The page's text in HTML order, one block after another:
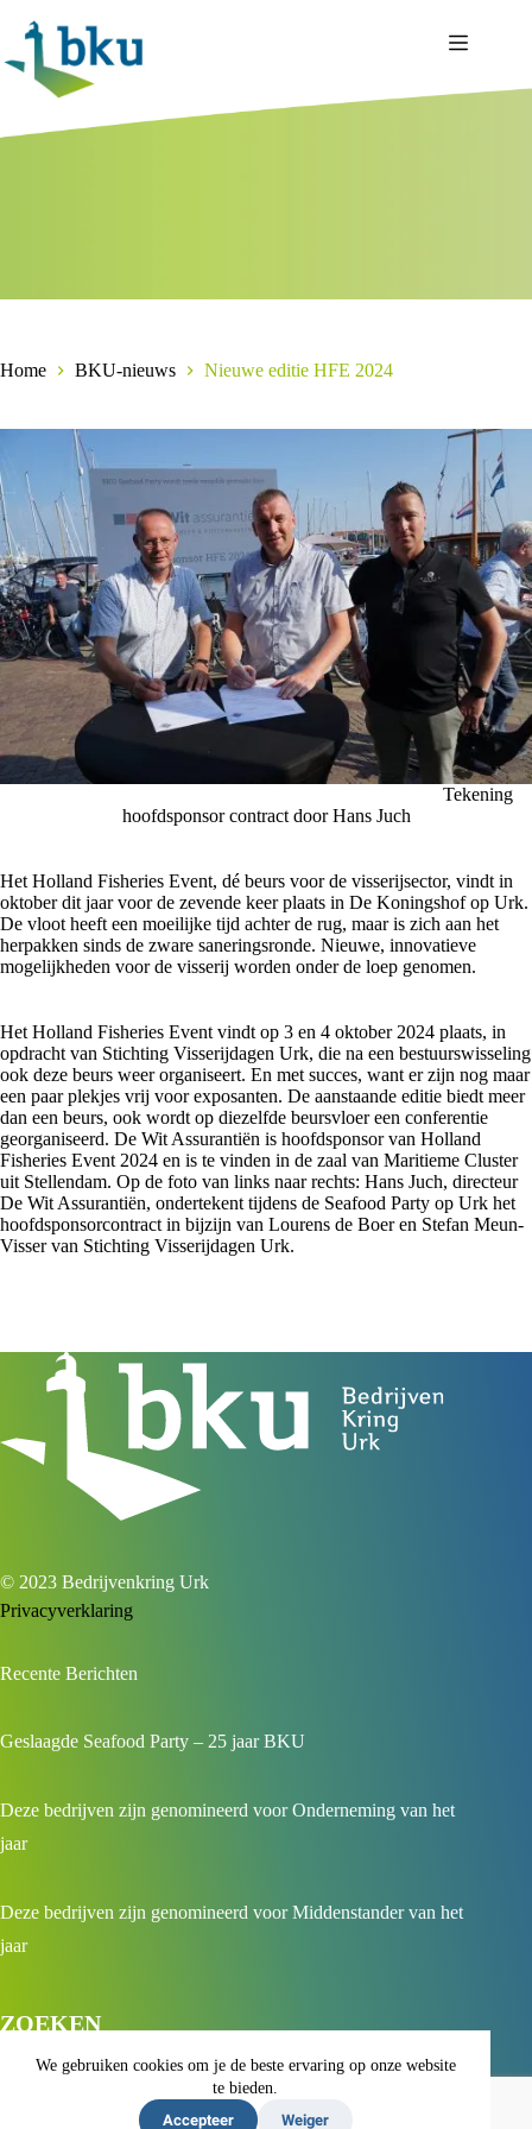
naar
inhoud
We gebruiken cookies om je de beste ervaring op onze website
te bieden.
Accepteer
Weiger
Home BKU-nieuws Nieuwe editie HFE 2024
Tekening
hoofdsponsor contract door Hans Juch
Het Holland Fisheries Event, dé beurs voor de visserijsector, vindt in
oktober dit jaar voor de zevende keer plaats in De Koningshof op Urk.
De vloot heeft een moeilijke tijd achter de rug, maar is zich aan het
herpakken sinds de zware saneringsronde. Nieuwe, innovatieve
mogelijkheden voor de visserij worden onder de loep genomen.
Het Holland Fisheries Event vindt op 3 en 4 oktober 2024 plaats, in
opdracht van Stichting Visserijdagen Urk, die na een bestuurswisseling
ook deze beurs weer organiseert. En met succes, want er zijn nog maar
een paar plekjes vrij voor exposanten. De aanstaande editie biedt meer
dan een beurs, ook wordt op diezelfde beursvloer een conferentie
georganiseerd. De Wit Assurantiën is hoofdsponsor van Holland
Fisheries Event 2024 en is te vinden in de zaal van Maritieme Cluster
uit Stellendam. Op de foto van links naar rechts: Hans Juch, directeur
De Wit Assurantiën, ondertekent tijdens de Seafood Party op Urk het
hoofdsponsorcontract in bijzijn van Lourens de Boer en Stefan Meun-
Visser van Stichting Visserijdagen Urk.
© 2023 Bedrijvenkring Urk
Privacyverklaring
Recente Berichten
Geslaagde Seafood Party – 25 jaar BKU
Deze bedrijven zijn genomineerd voor Onderneming van het
jaar
Deze bedrijven zijn genomineerd voor Middenstander van het
jaar
ZOEKEN